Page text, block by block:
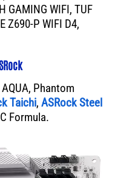
GAMING WIFI, TUF
Z690-P WIFI D4,
Phantom
Taichi, ASRock Steel
Formula.